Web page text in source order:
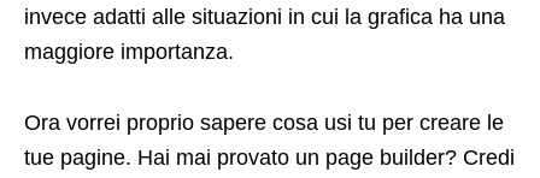
invece adatti alle situazioni in cui la grafica ha una
maggiore importanza.
Ora vorrei proprio sapere cosa usi tu per creare le
tue pagine. Hai mai provato un page builder? Credi